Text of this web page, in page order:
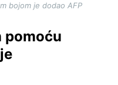
bojom je dodao AFP
pomoću